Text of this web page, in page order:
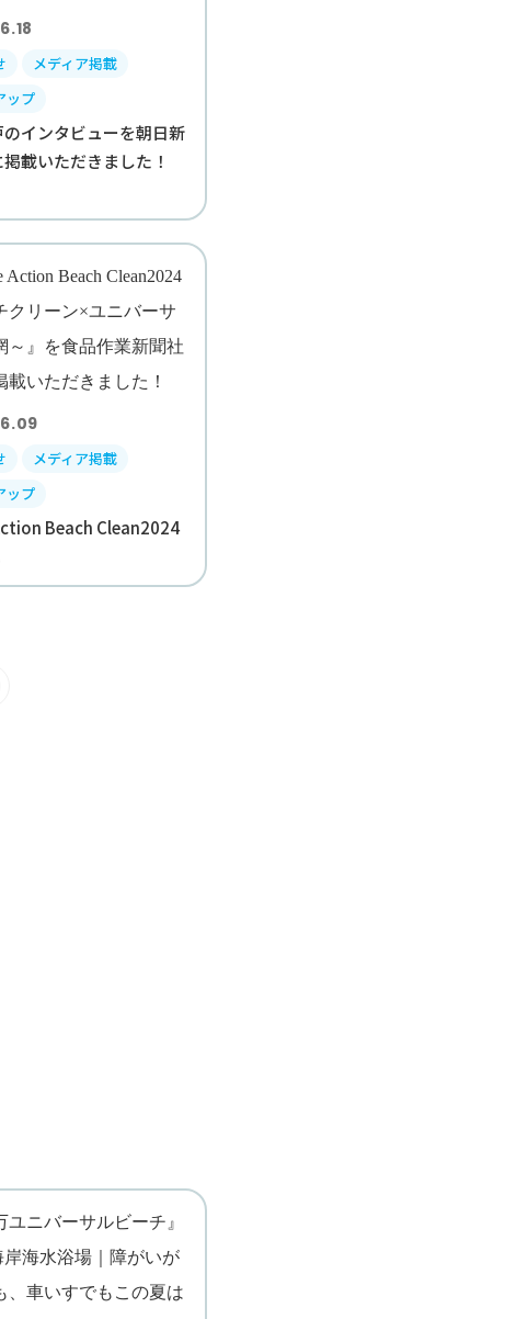
メディア掲載
ップ
インタビューを朝日新
載いただきました！
メディア掲載
ップ
Beach Clean2024